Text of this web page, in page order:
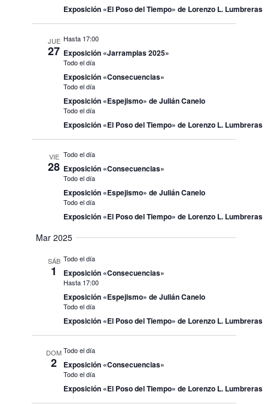
Exposición «El Poso del Tiempo» de Lorenzo L. Lumbreras
JUE
27
Hasta 17:00
Exposición «Jarramplas 2025»
Todo el día
Exposición «Consecuencias»
Todo el día
Exposición «Espejismo» de Julián Canelo
Todo el día
Exposición «El Poso del Tiempo» de Lorenzo L. Lumbreras
VIE
28
Todo el día
Exposición «Consecuencias»
Todo el día
Exposición «Espejismo» de Julián Canelo
Todo el día
Exposición «El Poso del Tiempo» de Lorenzo L. Lumbreras
Mar 2025
SÁB
1
Todo el día
Exposición «Consecuencias»
Hasta 17:00
Exposición «Espejismo» de Julián Canelo
Todo el día
Exposición «El Poso del Tiempo» de Lorenzo L. Lumbreras
DOM
2
Todo el día
Exposición «Consecuencias»
Todo el día
Exposición «El Poso del Tiempo» de Lorenzo L. Lumbreras